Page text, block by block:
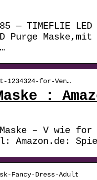
— TIMEFLIE LED
Purge
1234324-for-Ven…
:
Maske – V wie
Amazon.de:
Fancy-Dress-Adult